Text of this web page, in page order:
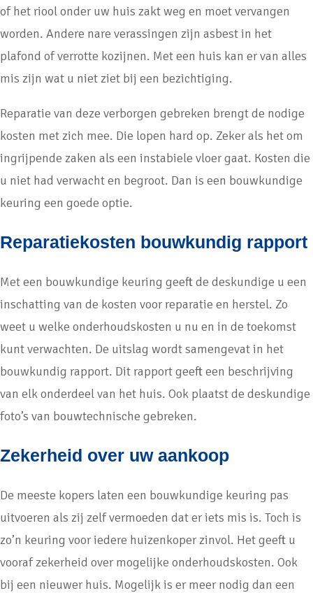
of het riool onder uw huis zakt weg en moet vervangen
worden. Andere nare verassingen zijn asbest in het
plafond of verrotte kozijnen. Met een huis kan er van alles
mis zijn wat u niet ziet bij een bezichtiging.
Reparatie van deze verborgen gebreken brengt de nodige
kosten met zich mee. Die lopen hard op. Zeker als het om
ingrijpende zaken als een instabiele vloer gaat. Kosten die
u niet had verwacht en begroot. Dan is een bouwkundige
keuring een goede optie.
Reparatiekosten bouwkundig rapport
Met een bouwkundige keuring geeft de deskundige u een
inschatting van de kosten voor reparatie en herstel. Zo
weet u welke onderhoudskosten u nu en in de toekomst
kunt verwachten. De uitslag wordt samengevat in het
bouwkundig rapport. Dit rapport geeft een beschrijving
van elk onderdeel van het huis. Ook plaatst de deskundige
foto’s van bouwtechnische gebreken.
Zekerheid over uw aankoop
De meeste kopers laten een bouwkundige keuring pas
uitvoeren als zij zelf vermoeden dat er iets mis is. Toch is
zo’n keuring voor iedere huizenkoper zinvol. Het geeft u
vooraf zekerheid over mogelijke onderhoudskosten. Ook
bij een nieuwer huis. Mogelijk is er meer nodig dan een